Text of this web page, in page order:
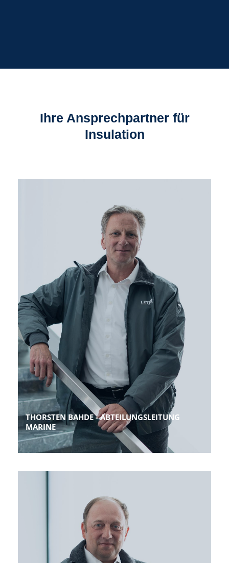
Ihre Ansprechpartner für
Insulation
THORSTEN BAHDE - ABTEILUNGSLEITUNG
MARINE